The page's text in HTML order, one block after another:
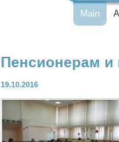
Main
Пенсионерам и
19.10.2016